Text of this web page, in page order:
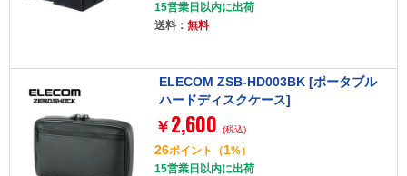
15営業日以内に出荷
送料： 無料
ELECOM ZSB-HD003BK [ポータブル
ハードディスクケース]
￥ 2,600 (税込)
26ポイント （1%）
15営業日以内に出荷